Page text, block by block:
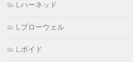
L.ハーネッド
L.ブローウェル
L.ボイド